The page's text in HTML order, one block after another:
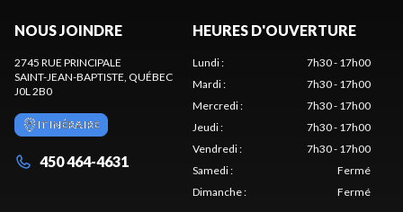
NOUS JOINDRE
2745 RUE PRINCIPALE
SAINT-JEAN-BAPTISTE , QUÉBEC
J0L 2B0
ITINÉRAIRE
450 464-4631
HEURES D'OUVERTURE
Lundi:
7h30 - 17h00
Mardi:
7h30 - 17h00
Mercredi:
7h30 - 17h00
Jeudi:
7h30 - 17h00
Vendredi:
7h30 - 17h00
Samedi:
Fermé
Dimanche: Fermé